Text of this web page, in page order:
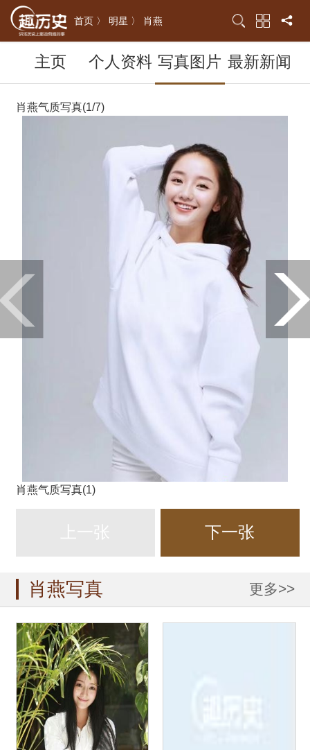
首页 〉 明星 〉 肖燕
主页 个人资料 写真图片 最新新闻
肖燕气质写真(1/7)
肖燕气质写真(1)
下一张
肖燕写真 更多>>